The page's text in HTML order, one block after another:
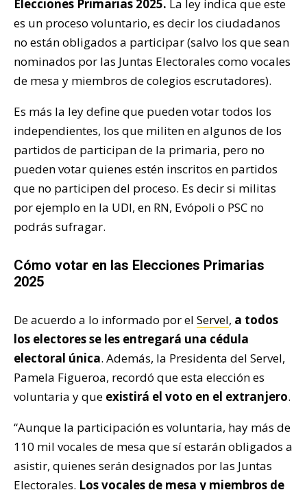
Elecciones Primarias 2025. La ley indica que este
es un proceso voluntario, es decir los ciudadanos
no están obligados a participar (salvo los que sean
nominados por las Juntas Electorales como vocales
de mesa y miembros de colegios escrutadores).
Es más la ley define que pueden votar todos los
independientes, los que militen en algunos de los
partidos de participan de la primaria, pero no
pueden votar quienes estén inscritos en partidos
que no participen del proceso. Es decir si militas
por ejemplo en la UDI, en RN, Evópoli o PSC no
podrás sufragar.
Cómo votar en las Elecciones Primarias
2025
De acuerdo a lo informado por el Servel, a todos
los electores se les entregará una cédula
electoral única. Además, la Presidenta del Servel,
Pamela Figueroa, recordó que esta elección es
voluntaria y que existirá el voto en el extranjero.
“Aunque la participación es voluntaria, hay más de
110 mil vocales de mesa que sí estarán obligados a
asistir, quienes serán designados por las Juntas
Electorales. Los vocales de mesa y miembros de